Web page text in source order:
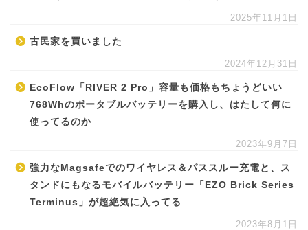
2025年11月1日
古民家を買いました
2024年12月31日
EcoFlow「RIVER 2 Pro」容量も価格もちょうどいい
768Whのポータブルバッテリーを購入し、はたして何に
使ってるのか
2023年9月7日
強力なMagsafeでのワイヤレス＆パススルー充電と、ス
タンドにもなるモバイルバッテリー「EZO Brick Series
Terminus」が超絶気に入ってる
2023年8月1日